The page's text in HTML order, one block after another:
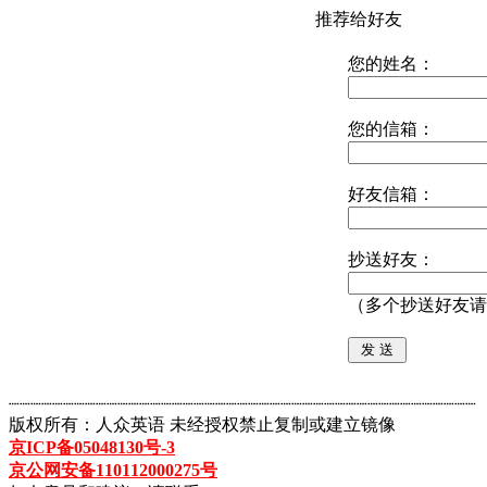
推荐给好友
您的姓名：
您的信箱：
好友信箱：
抄送好友：
（多个抄送好友
┈┈┈┈┈┈┈┈┈┈┈┈┈┈┈┈┈┈┈┈┈┈┈┈┈┈┈┈┈┈┈┈┈┈┈┈┈┈┈┈┈┈┈
版权所有：人众英语 未经授权禁止复制或建立镜像
京ICP备05048130号-3
京公网安备110112000275号